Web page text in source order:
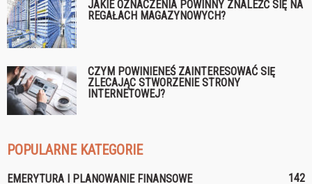
JAKIE OZNACZENIA POWINNY ZNALEŹĆ SIĘ NA
REGAŁACH MAGAZYNOWYCH?
CZYM POWINIENEŚ ZAINTERESOWAĆ SIĘ
ZLECAJĄC STWORZENIE STRONY
INTERNETOWEJ?
POPULARNE KATEGORIE
EMERYTURA I PLANOWANIE FINANSOWE 142